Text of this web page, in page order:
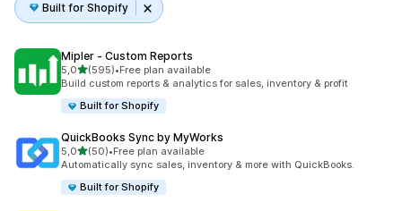
Built for Shopify
Mipler ‑ Custom Reports
5,05 yıldız üzerinden
(595)
toplam 595 değerlendirme
•Free plan available
Build custom reports & analytics for sales, inventory & profit
Built for Shopify
QuickBooks Sync by MyWorks
5,05 yıldız üzerinden
(50)
toplam 50 değerlendirme
•Free plan available
Automatically sync sales, inventory & more with QuickBooks.
Built for Shopify